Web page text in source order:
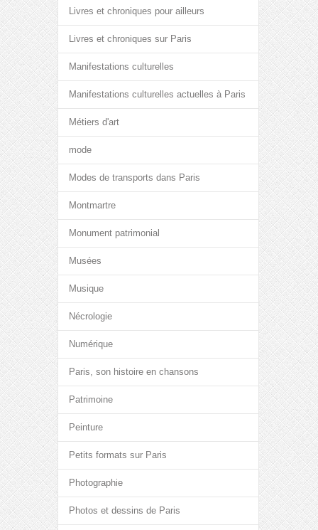
Livres et chroniques pour ailleurs
Livres et chroniques sur Paris
Manifestations culturelles
Manifestations culturelles actuelles à Paris
Métiers d'art
mode
Modes de transports dans Paris
Montmartre
Monument patrimonial
Musées
Musique
Nécrologie
Numérique
Paris, son histoire en chansons
Patrimoine
Peinture
Petits formats sur Paris
Photographie
Photos et dessins de Paris